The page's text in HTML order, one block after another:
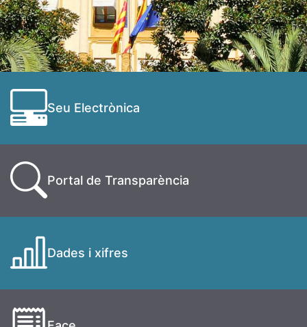
Seu Electrònica
Portal de Transparència
Dades i xifres